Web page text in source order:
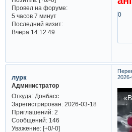
Провел на форуме:
5 часов 7 минут
Последний визит:
Вчера 14:12:49
0
лурк
Администратор
Откуда:Донбасс
Зарегистрирован: 2026-03-18
Приглашений:2
Сообщений:146
Уважение: [+0/-0]